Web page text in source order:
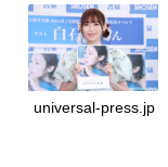
universal-press.jp